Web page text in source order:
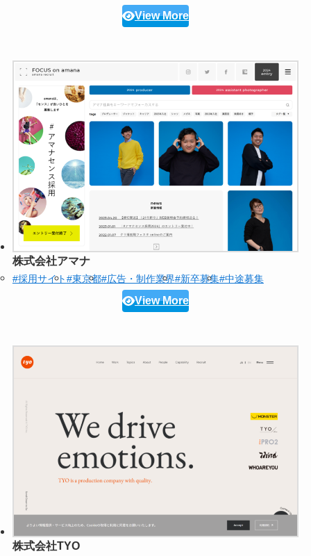
View More
株式会社アマナ
#採用サイト#東京都#広告・制作業界#新卒募集#中途募集
View More
株式会社TYO